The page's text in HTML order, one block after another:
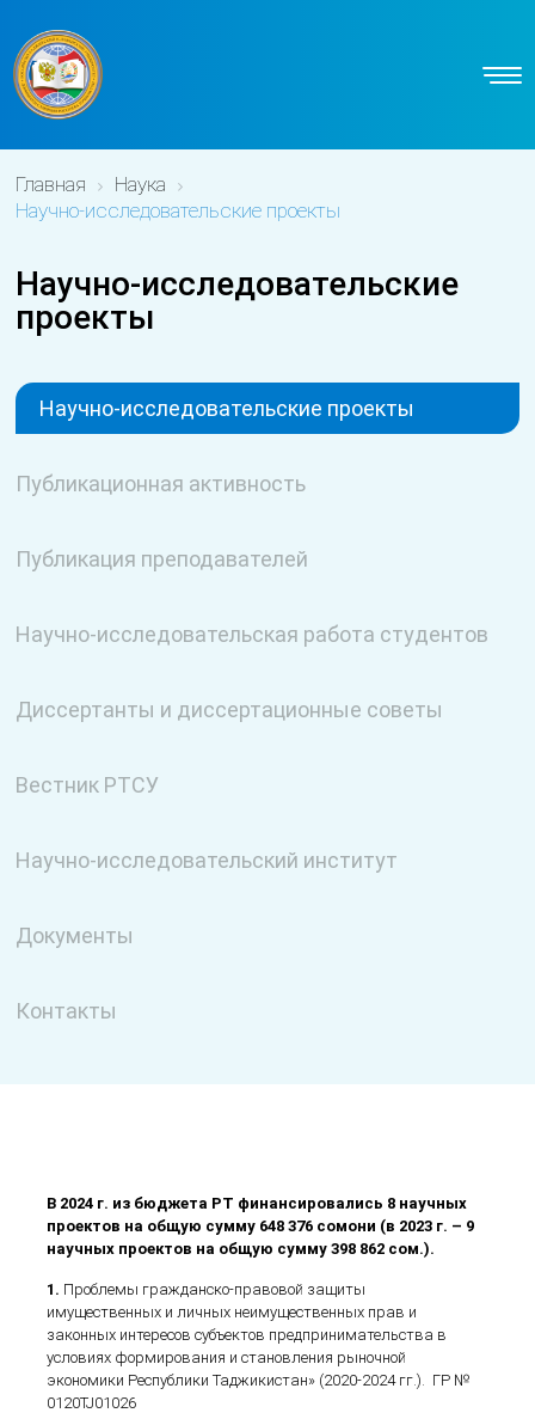
Главная
Наука
Научно-исследовательские проекты
Научно-исследовательские
проекты
Научно-исследовательские проекты
Публикационная активность
Публикация преподавателей
Научно-исследовательская работа студентов
Диссертанты и диссертационные советы
Вестник РТСУ
Научно-исследовательский институт
Документы
Контакты
В 2024 г. из бюджета РТ финансировались 8 научных
проектов на общую сумму 648 376 сомони (в 2023 г. – 9
научных проектов на общую сумму 398 862 сом.).
1. Проблемы гражданско-правовой защиты
имущественных и личных неимущественных прав и
законных интересов субъектов предпринимательства в
условиях формирования и становления рыночной
экономики Республики Таджикистан» (2020-2024 гг.). ГР №
0120TJ01026